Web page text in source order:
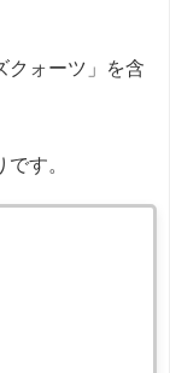
クォーツ」を含
す。